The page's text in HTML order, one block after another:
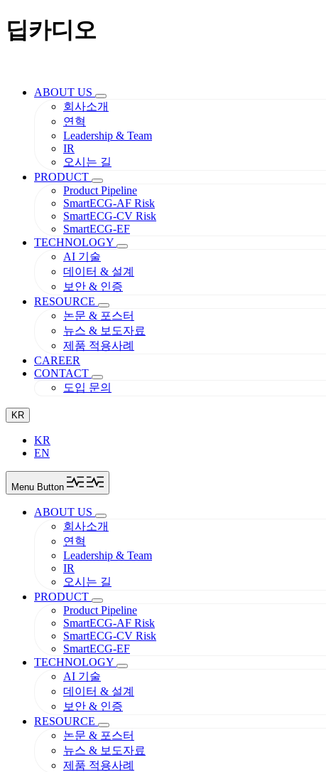
딥카디오
ABOUT US
회사소개
연혁
Leadership & Team
IR
오시는 길
PRODUCT
Product Pipeline
SmartECG-AF Risk
SmartECG-CV Risk
SmartECG-EF
TECHNOLOGY
AI 기술
데이터 & 설계
보안 & 인증
RESOURCE
논문 & 포스터
뉴스 & 보도자료
제품 적용사례
CAREER
CONTACT
도입 문의
KR
KR
EN
Menu Button
ABOUT US
회사소개
연혁
Leadership & Team
IR
오시는 길
PRODUCT
Product Pipeline
SmartECG-AF Risk
SmartECG-CV Risk
SmartECG-EF
TECHNOLOGY
AI 기술
데이터 & 설계
보안 & 인증
RESOURCE
논문 & 포스터
뉴스 & 보도자료
제품 적용사례